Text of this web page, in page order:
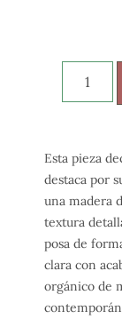
Esta pieza
destaca por
una madera
textura
posa de
clara con
orgánico de